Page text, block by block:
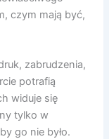
czym mają być,
zabrudzenia,
potrafią
widuje się
tylko w
go nie było.